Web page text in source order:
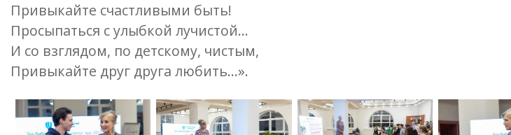
Привыкайте счастливыми быть!
Просыпаться с улыбкой лучистой…
И со взглядом, по детскому, чистым,
Привыкайте друг друга любить…».